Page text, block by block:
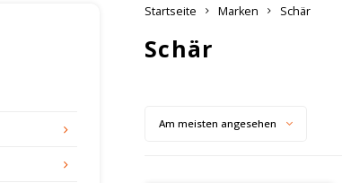
Startseite Marken Schär
Schär
Am meisten angesehen